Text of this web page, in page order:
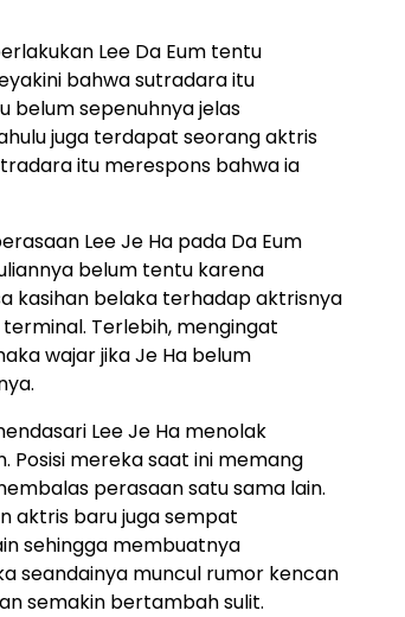
Lee Da Eum tentu
bahwa sutradara itu
belum sepenuhnya jelas
juga terdapat seorang aktris
itu merespons bahwa ia
Lee Je Ha pada Da Eum
belum tentu karena
kasihan belaka terhadap aktrisnya
Terlebih, mengingat
wajar jika Je Ha belum
Lee Je Ha menolak
Posisi mereka saat ini memang
perasaan satu sama lain.
aktris baru juga sempat
sehingga membuatnya
seandainya muncul rumor kencan
semakin bertambah sulit.